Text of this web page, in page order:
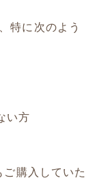
特に次のよう
い方
ご購入していた